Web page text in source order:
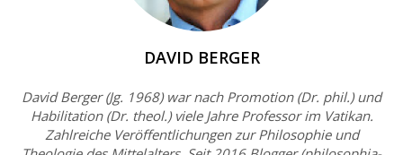
DAVID BERGER
David Berger (Jg. 1968) war nach Promotion (Dr. phil.) und
Habilitation (Dr. theol.) viele Jahre Professor im Vatikan.
Zahlreiche Veröffentlichungen zur Philosophie und